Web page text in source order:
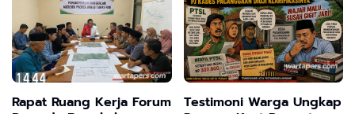
Rapat Ruang Kerja Forum
Testimoni Warga Ungkap